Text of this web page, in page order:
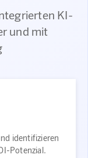
KI-
und mit
identifizieren
Potenzial.